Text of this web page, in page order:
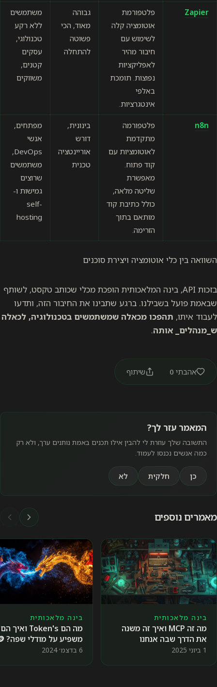
Zapier
פלטפורמת
אוטומציה קלה
לשימוש עם
חיבור מהיר
לאפליקציות
נפוצות. תומכת
באלפי
אינטגרציות.
גבוהה
מאוד, הכי
פשוטה
להתחלה
משתמשים
ללא רקע
טכנולוגי,
עסקים
קטנים,
משווקים
n8n
פלטפורמה
מתקדמת
לאוטומציות עם
קוד פתוח.
מאפשרת
שליטה מלאה,
כולל כתיבת קוד
מותאם בתוך
הזרימה.
בינונית,
דורש
אוריינטציה
טכנית
מפתחים,
אנשי
DevOps,
משתמשים
שרוצים
גמישות ו-
self-
hosting
השוואה בין כלי אוטומציה ויצירת סוכנים
בזכות API, בינה המלאכותית הופכת מכלי שכותב טקסט, לשותף
שבאמת פועל בשבילנו. ברגע שתבינו את החיבור הזה, ותדעו
לעבוד איתו, תהפכו מכאלה שמשתמשים בטכנולוגיה, לכאלה
ש_מנהלים_ אותה.
אהבתי 0 שיתוף
המאמר עזר לך?
התשובה שלך עוזרת לי להבין אילו תכנים באמת נותנים ערך, ולא רק
כמה אנשים נכנסו לעמוד.
כן חלקית לא
מאמרים נוספים
בינה מלאכותית
מה זה MCP ואיך זה משנה
את הדרך שבה אנחנו
משתמשים ב-AI1 ביוני 2025
בינה מלאכותית
מה הם Token's ואיך הם
משפיע על מודלי שפה? 🪙
6 בדצמ׳ 2024